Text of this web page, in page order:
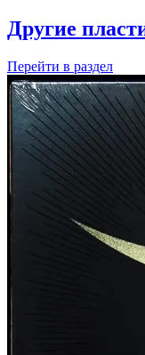
Другие
Перейти в раздел